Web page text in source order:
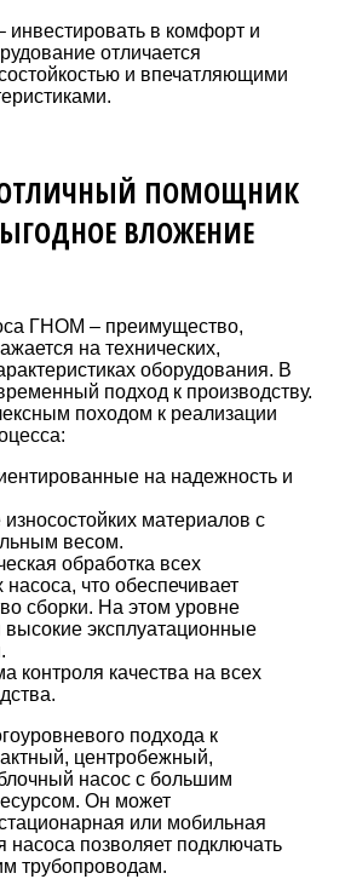
в комфорт и
отличается
и впечатляющими
ОТЛИЧНЫЙ ПОМОЩНИК
ВЛОЖЕНИЕ
ГНОМ – преимущество,
на технических,
оборудования. В
подход к производству.
походом к реализации
на надежность и
материалов с
весом.
обработка всех
что обеспечивает
сборки. На этом уровне
эксплуатационные
контроля качества на всех
подхода к
центробежный,
насос с большим
Он может
или мобильная
насоса позволяет подключать
трубопроводам.